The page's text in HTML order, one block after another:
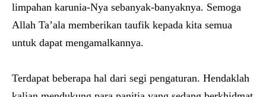
limpahan karunia-Nya sebanyak-banyaknya. Semoga
Allah Ta’ala memberikan taufik kepada kita semua
untuk dapat mengamalkannya.
Terdapat beberapa hal dari segi pengaturan. Hendaklah